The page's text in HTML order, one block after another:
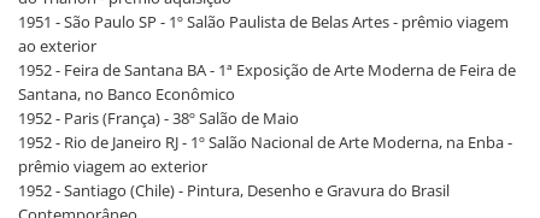
1951 - São Paulo SP - 1º Salão Paulista de Belas Artes - prêmio viagem
ao exterior
1952 - Feira de Santana BA - 1ª Exposição de Arte Moderna de Feira de
Santana, no Banco Econômico
1952 - Paris (França) - 38º Salão de Maio
1952 - Rio de Janeiro RJ - 1º Salão Nacional de Arte Moderna, na Enba -
prêmio viagem ao exterior
1952 - Santiago (Chile) - Pintura, Desenho e Gravura do Brasil